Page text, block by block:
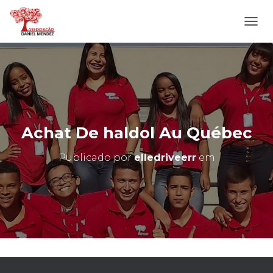
L
T
E
R
N
A
R
N
A
V
E
A
Ç
Ã
O
Achat De haldol Au Québec
Publicado porelledriveerrem